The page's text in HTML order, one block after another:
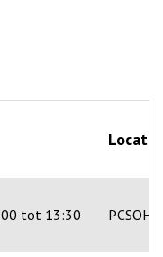
Locatie
tot 13:30 PCSOH